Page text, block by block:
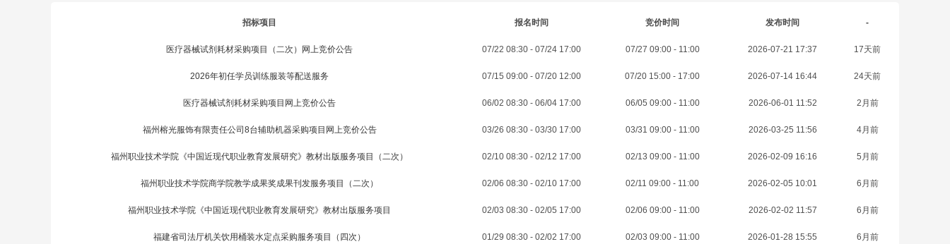
招标项目 报名时间 竞价时间 发布时间 -
医疗器械试剂耗材采购项目（二次）网上竞价公告 07/22 08:30 - 07/24 17:00 07/27 09:00 - 11:00 2026-07-21 17:37 17天前
2026年初任学员训练服装等配送服务 07/15 09:00 - 07/20 12:00 07/20 15:00 - 17:00 2026-07-14 16:44 24天前
医疗器械试剂耗材采购项目网上竞价公告 06/02 08:30 - 06/04 17:00 06/05 09:00 - 11:00 2026-06-01 11:52 2月前
福州榕光服饰有限责任公司8台辅助机器采购项目网上竞价公告 03/26 08:30 - 03/30 17:00 03/31 09:00 - 11:00 2026-03-25 11:56 4月前
福州职业技术学院《中国近现代职业教育发展研究》教材出版服务项目（二次） 02/10 08:30 - 02/12 17:00 02/13 09:00 - 11:00 2026-02-09 16:16 5月前
福州职业技术学院商学院教学成果奖成果刊发服务项目（二次） 02/06 08:30 - 02/10 17:00 02/11 09:00 - 11:00 2026-02-05 10:01 6月前
福州职业技术学院《中国近现代职业教育发展研究》教材出版服务项目 02/03 08:30 - 02/05 17:00 02/06 09:00 - 11:00 2026-02-02 11:57 6月前
福建省司法厅机关饮用桶装水定点采购服务项目（四次） 01/29 08:30 - 02/02 17:00 02/03 09:00 - 11:00 2026-01-28 15:55 6月前